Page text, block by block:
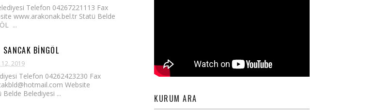
Telefon 04267221113 Fax
www.arakonak.bel.tr Statü Belde
...
BİNGÖL
12, 2019
Telefon 04262423230 Fax
Website
Belediyesi ...
KURUM ARA